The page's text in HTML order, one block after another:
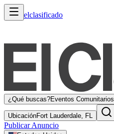
elclasificado
¿Qué buscas?Eventos Comunitarios
UbicaciónFort Lauderdale, FL
Publicar Anuncio